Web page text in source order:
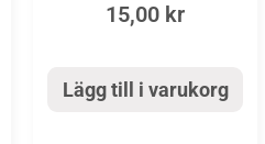
15,00 kr
Lägg till i varukorg